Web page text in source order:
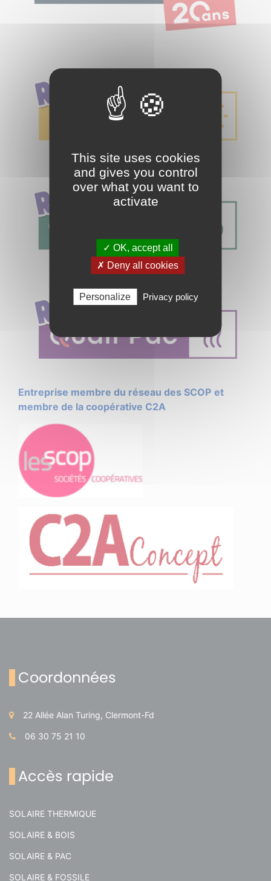
Entreprise membre du réseau des SCOP et
membre de la coopérative C2A
Coordonnées
22 Allée Alan Turing, Clermont-Fd
06 30 75 21 10
Accès rapide
SOLAIRE THERMIQUE
SOLAIRE & BOIS
SOLAIRE & PAC
SOLAIRE & FOSSILE
This site uses cookies
and gives you control
over what you want to
activate
✓ OK, accept all
✗ Deny all cookies
Personalize Privacy policy